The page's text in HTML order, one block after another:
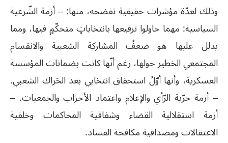
وذلك لعدّة مؤشرات حقيقية تفضحه، منها: – أزمة الشّرعية
السياسية: مهما حاولوا ترقيعها بانتخاباتٍ متحكّمٍ فيها، ومما
يدلل عليها هو ضعفُ المشاركة الشعبية والانقسام
المجتمعي الخطير حولها، رغم أنّها كانت بضمانات المؤسسة
العسكرية، وأنها أوّلُ استحقاق انتخابي بعد الحَراك الشعبي.
– أزمة حرّية الرّأي والإعلام واعتماد الأحزاب والجمعيات. –
أزمة استقلالية القضاء وشفافية المحاكمات وخلفية
الاعتقالات ومصداقية مكافحة الفساد.